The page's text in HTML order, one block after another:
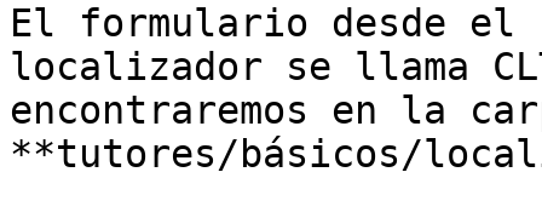
El formulario desde el
localizador se llama
encontraremos en la
**tutores/básicos/